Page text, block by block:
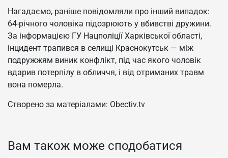
Нагадаємо, раніше повідомляли про інший випадок:
64-річного чоловіка підозрюють у вбивстві дружини.
За інформацією ГУ Нацполіції Харківської області,
інцидент трапився в селищі Краснокутськ — між
подружжям виник конфлікт, під час якого чоловік
вдарив потерпілу в обличчя, і від отриманих травм
вона померла.
Створено за матеріалами: Obectiv.tv
Вам також може сподобатися